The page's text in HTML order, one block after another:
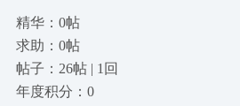
精华：0帖
求助：0帖
帖子：26帖 | 1回
年度积分：0